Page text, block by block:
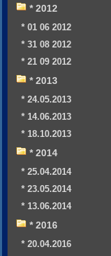
* 2012
* 01 06 2012
* 31 08 2012
* 21 09 2012
* 2013
* 24.05.2013
* 14.06.2013
* 18.10.2013
* 2014
* 25.04.2014
* 23.05.2014
* 13.06.2014
* 2016
* 20.04.2016